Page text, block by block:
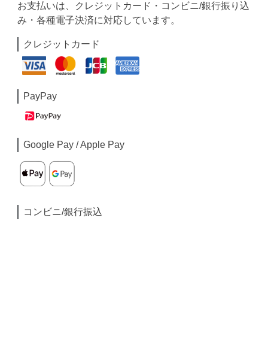
お支払いは、クレジットカード・コンビニ/銀行振り込
み・各種電子決済に対応しています。
クレジットカード
PayPay
Google Pay / Apple Pay
コンビニ/銀行振込